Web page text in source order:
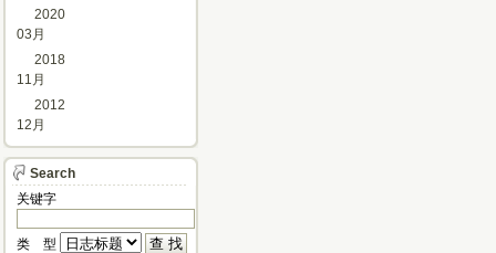
2020
03月
2018
11月
2012
12月
Search
关键字
类 型